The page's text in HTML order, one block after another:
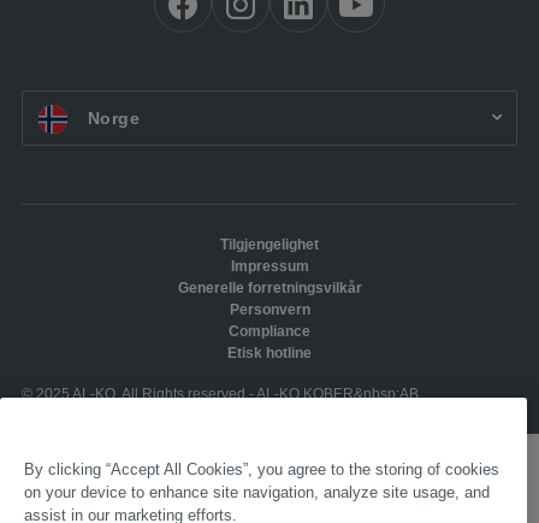
NO: Norge
© 2025 AL-KO. All Rights reserved - AL-KO KOBER&nbsp;AB
Tilgjengelighet
Impressum
Generelle forretningsvilkår
Personvern
Compliance
Etisk hotline
By clicking “Accept All Cookies”, you agree to the storing of cookies
on your device to enhance site navigation, analyze site usage, and
assist in our marketing efforts.